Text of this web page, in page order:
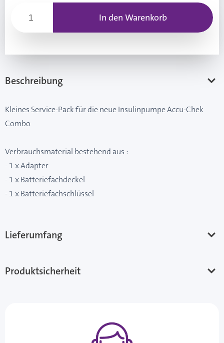
In den Warenkorb
Beschreibung
Kleines Service-Pack für die neue Insulinpumpe Accu-Chek
Combo
Verbrauchsmaterial bestehend aus :
- 1 x Adapter
- 1 x Batteriefachdeckel
- 1 x Batteriefachschlüssel
Lieferumfang
Produktsicherheit